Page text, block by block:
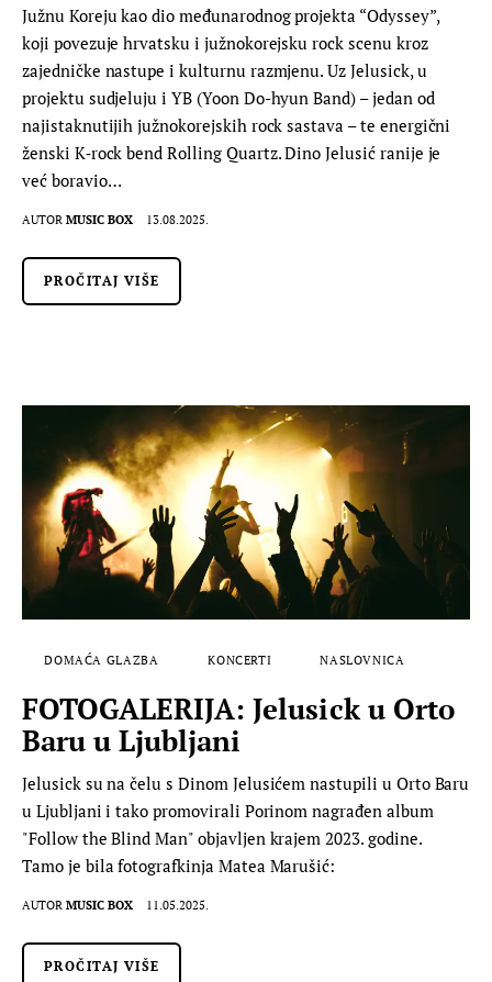
Južnu Koreju kao dio međunarodnog projekta “Odyssey”,
koji povezuje hrvatsku i južnokorejsku rock scenu kroz
zajedničke nastupe i kulturnu razmjenu. Uz Jelusick, u
projektu sudjeluju i YB (Yoon Do-hyun Band) – jedan od
najistaknutijih južnokorejskih rock sastava – te energični
ženski K‑rock bend Rolling Quartz. Dino Jelusić ranije je
već boravio…
AUTOR MUSIC BOX 13.08.2025.
PROČITAJ VIŠE
DOMAĆA GLAZBA KONCERTI NASLOVNICA
FOTOGALERIJA: Jelusick u Orto
Baru u Ljubljani
Jelusick su na čelu s Dinom Jelusićem nastupili u Orto Baru
u Ljubljani i tako promovirali Porinom nagrađen album
"Follow the Blind Man" objavljen krajem 2023. godine.
Tamo je bila fotografkinja Matea Marušić:
AUTOR MUSIC BOX 11.05.2025.
PROČITAJ VIŠE